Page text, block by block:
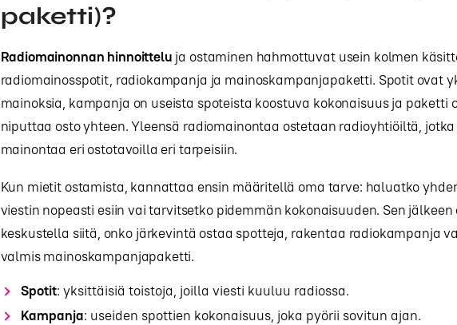
paketti)?
Radiomainonnan hinnoittelu ja ostaminen hahmottuvat usein kolmen
radiomainosspotit, radiokampanja ja mainoskampanjapaketti. Spotit ovat
mainoksia, kampanja on useista spoteista koostuva kokonaisuus ja paketti
niputtaa osto yhteen. Yleensä radiomainontaa ostetaan radioyhtiöiltä,
mainontaa eri ostotavoilla eri tarpeisiin.
Kun mietit ostamista, kannattaa ensin määritellä oma tarve: haluatko
viestin nopeasti esiin vai tarvitsetko pidemmän kokonaisuuden. Sen jälkeen
keskustella siitä, onko järkevintä ostaa spotteja, rakentaa radiokampanja
valmis mainoskampanjapaketti.
Spotit: yksittäisiä toistoja, joilla viesti kuuluu radiossa.
Kampanja: useiden spottien kokonaisuus, joka pyörii sovitun ajan.